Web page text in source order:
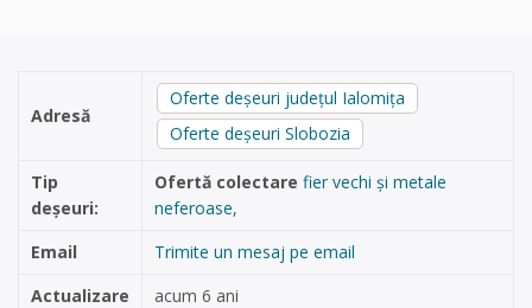
Adresă
Oferte deșeuri județul Ialomița
Oferte deșeuri Slobozia
Tip
deșeuri:
Ofertă colectare fier vechi și metale
neferoase,
Email
Trimite un mesaj pe email
Actualizare
acum 6 ani